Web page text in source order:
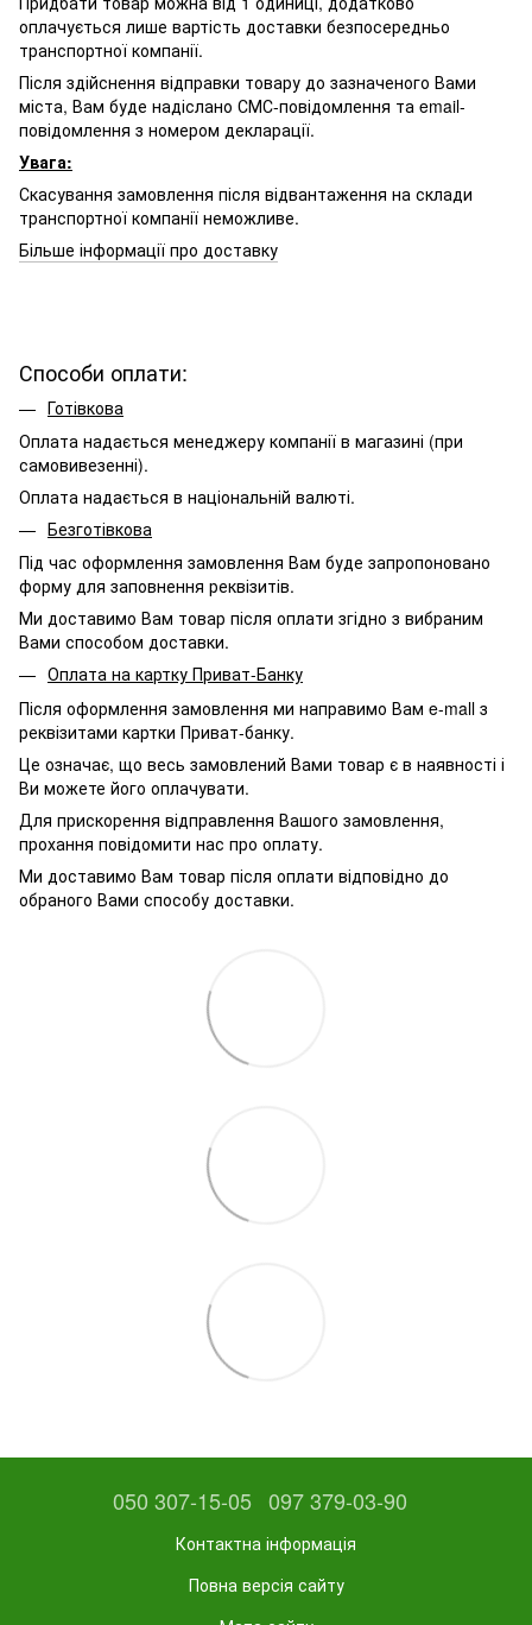
оплачується лише вартість доставки безпосередньо
транспортної компанії.
Після здійснення відправки товару до зазначеного Вами
міста, Вам буде надіслано СМС-повідомлення та email-
повідомлення з номером декларації.
Увага:
Скасування замовлення після відвантаження на склади
транспортної компанії неможливе.
Більше інформації про доставку
Способи оплати:
Готівкова
Оплата надається менеджеру компанії в магазині (при
самовивезенні).
Оплата надається в національній валюті.
Безготівкова
Під час оформлення замовлення Вам буде запропоновано
форму для заповнення реквізитів.
Ми доставимо Вам товар після оплати згідно з вибраним
Вами способом доставки.
Оплата на картку Приват-Банку
Після оформлення замовлення ми направимо Вам e-mall з
реквізитами картки Приват-банку.
Це означає, що весь замовлений Вами товар є в наявності і
Ви можете його оплачувати.
Для прискорення відправлення Вашого замовлення,
прохання повідомити нас про оплату.
Ми доставимо Вам товар після оплати відповідно до
обраного Вами способу доставки.
050 307-15-05 097 379-03-90
Контактна інформація
Повна версія сайту